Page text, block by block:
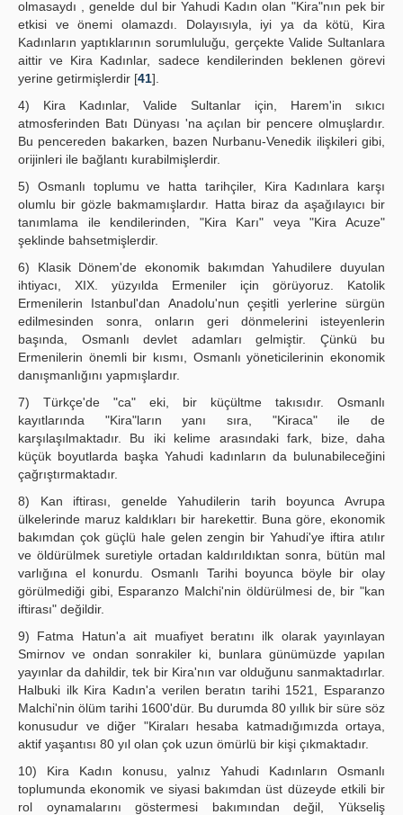
olmasaydı , genelde dul bir Yahudi Kadın olan "Kira"nın pek bir
etkisi ve önemi olamazdı. Dolayısıyla, iyi ya da kötü, Kira
Kadınların yaptıklarının sorumluluğu, gerçekte Valide Sultanlara
aittir ve Kira Kadınlar, sadece kendilerinden beklenen görevi
yerine getirmişlerdir [41].
4) Kira Kadınlar, Valide Sultanlar için, Harem'in sıkıcı
atmosferinden Batı Dünyası 'na açılan bir pencere olmuşlardır.
Bu pencereden bakarken, bazen Nurbanu-Venedik ilişkileri gibi,
orijinleri ile bağlantı kurabilmişlerdir.
5) Osmanlı toplumu ve hatta tarihçiler, Kira Kadınlara karşı
olumlu bir gözle bakmamışlardır. Hatta biraz da aşağılayıcı bir
tanımlama ile kendilerinden, "Kira Karı" veya "Kira Acuze"
şeklinde bahsetmişlerdir.
6) Klasik Dönem'de ekonomik bakımdan Yahudilere duyulan
ihtiyacı, XIX. yüzyılda Ermeniler için görüyoruz. Katolik
Ermenilerin Istanbul'dan Anadolu'nun çeşitli yerlerine sürgün
edilmesinden sonra, onların geri dönmelerini isteyenlerin
başında, Osmanlı devlet adamları gelmiştir. Çünkü bu
Ermenilerin önemli bir kısmı, Osmanlı yöneticilerinin ekonomik
danışmanlığını yapmışlardır.
7) Türkçe'de "ca" eki, bir küçültme takısıdır. Osmanlı
kayıtlarında "Kira"ların yanı sıra, "Kiraca" ile de
karşılaşılmaktadır. Bu iki kelime arasındaki fark, bize, daha
küçük boyutlarda başka Yahudi kadınların da bulunabileceğini
çağrıştırmaktadır.
8) Kan iftirası, genelde Yahudilerin tarih boyunca Avrupa
ülkelerinde maruz kaldıkları bir harekettir. Buna göre, ekonomik
bakımdan çok güçlü hale gelen zengin bir Yahudi'ye iftira atılır
ve öldürülmek suretiyle ortadan kaldırıldıktan sonra, bütün mal
varlığına el konurdu. Osmanlı Tarihi boyunca böyle bir olay
görülmediği gibi, Esparanzo Malchi'nin öldürülmesi de, bir "kan
iftirası" değildir.
9) Fatma Hatun'a ait muafiyet beratını ilk olarak yayınlayan
Smirnov ve ondan sonrakiler ki, bunlara günümüzde yapılan
yayınlar da dahildir, tek bir Kira'nın var olduğunu sanmaktadırlar.
Halbuki ilk Kira Kadın'a verilen beratın tarihi 1521, Esparanzo
Malchi'nin ölüm tarihi 1600'dür. Bu durumda 80 yıllık bir süre söz
konusudur ve diğer "Kiraları hesaba katmadığımızda ortaya,
aktif yaşantısı 80 yıl olan çok uzun ömürlü bir kişi çıkmaktadır.
10) Kira Kadın konusu, yalnız Yahudi Kadınların Osmanlı
toplumunda ekonomik ve siyasi bakımdan üst düzeyde etkili bir
rol oynamalarını göstermesi bakımından değil, Yükseliş